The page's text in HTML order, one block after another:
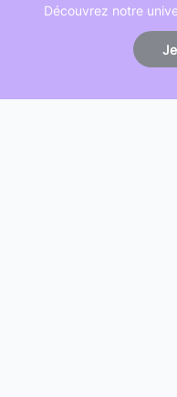
Découvrez notre